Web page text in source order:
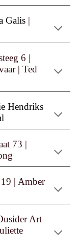
Galis |
6 |
|Ted
Hendriks
73 |
| Amber
Art